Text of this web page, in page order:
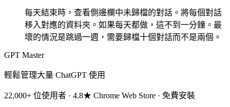
每天結束時，查看側邊欄中未歸檔的對話。將每個對話
移入對應的資料夾。如果每天都做，這不到一分鐘。最
壞的情況是跳過一週，需要歸檔十個對話而不是兩個。
GPT Master
輕鬆管理大量 ChatGPT 使用
22,000+ 位使用者 · 4.8★ Chrome Web Store · 免費安裝